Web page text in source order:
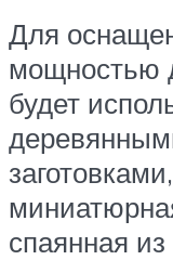
Для
мощностью
будет
спаянная